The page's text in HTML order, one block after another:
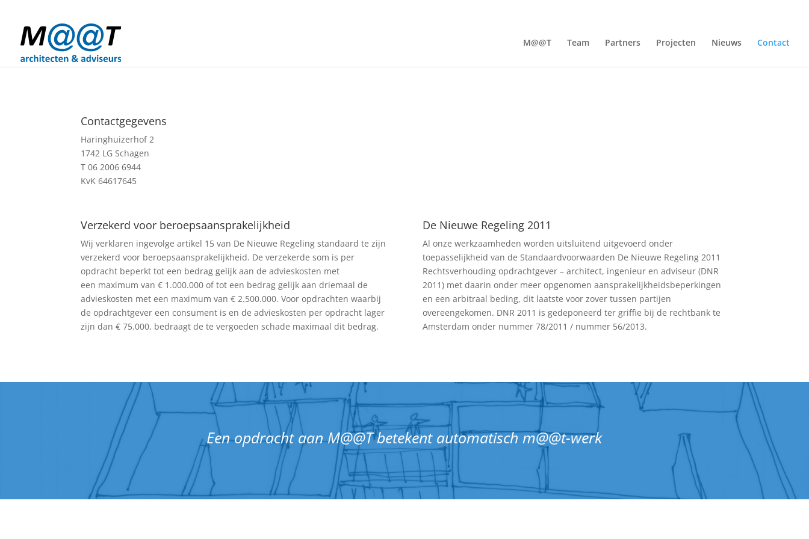
M@@T Team Partners Projecten Nieuws Contact
Contactgegevens
Haringhuizerhof 2​
1742 LG Schagen
T 06 2006 6944
KvK 64617645
Verzekerd voor beroepsaansprakelijkheid
Wij verklaren ingevolge artikel 15 van De Nieuwe Regeling standaard te zijn
verzekerd voor beroepsaansprakelijkheid. De verzekerde som is per
opdracht beperkt tot een bedrag gelijk aan de advieskosten met
een maximum van € 1.000.000 of tot een bedrag gelijk aan driemaal de
advieskosten met een maximum van € 2.500.000. Voor opdrachten waarbij
de opdrachtgever een consument is en de advieskosten per opdracht lager
zijn dan € 75.000, bedraagt de te vergoeden schade maximaal dit bedrag.
De Nieuwe Regeling 2011
Al onze werkzaamheden worden uitsluitend uitgevoerd onder
toepasselijkheid van de Standaardvoorwaarden De Nieuwe Regeling 2011
Rechtsverhouding opdrachtgever – architect, ingenieur en adviseur (DNR
2011) met daarin onder meer opgenomen aansprakelijkheidsbeperkingen
en een arbitraal beding, dit laatste voor zover tussen partijen
overeengekomen. DNR 2011 is gedeponeerd ter griffie bij de rechtbank te
Amsterdam onder nummer 78/2011 / nummer 56/2013.
Een opdracht aan M@@T betekent automatisch m@@t-werk